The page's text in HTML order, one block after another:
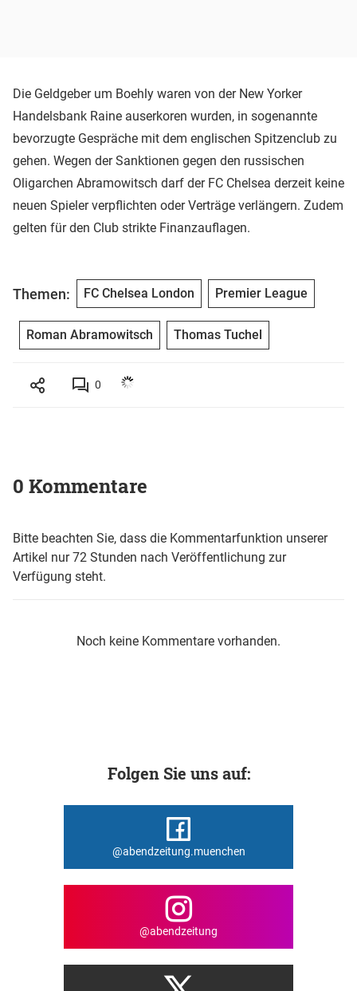
Die Geldgeber um Boehly waren von der New Yorker
Handelsbank Raine auserkoren wurden, in sogenannte
bevorzugte Gespräche mit dem englischen Spitzenclub zu
gehen. Wegen der Sanktionen gegen den russischen
Oligarchen Abramowitsch darf der FC Chelsea derzeit keine
neuen Spieler verpflichten oder Verträge verlängern. Zudem
gelten für den Club strikte Finanzauflagen.
Themen: FC Chelsea London Premier League
Roman Abramowitsch Thomas Tuchel
0
0 Kommentare
Bitte beachten Sie, dass die Kommentarfunktion unserer
Artikel nur 72 Stunden nach Veröffentlichung zur
Verfügung steht.
Noch keine Kommentare vorhanden.
Folgen Sie uns auf:
@abendzeitung.muenchen
@abendzeitung